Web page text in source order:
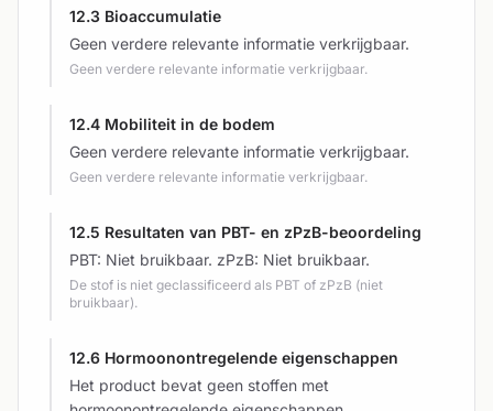
12.3 Bioaccumulatie
Geen verdere relevante informatie verkrijgbaar.
Geen verdere relevante informatie verkrijgbaar.
12.4 Mobiliteit in de bodem
Geen verdere relevante informatie verkrijgbaar.
Geen verdere relevante informatie verkrijgbaar.
12.5 Resultaten van PBT- en zPzB-beoordeling
PBT: Niet bruikbaar. zPzB: Niet bruikbaar.
De stof is niet geclassificeerd als PBT of zPzB (niet
bruikbaar).
12.6 Hormoonontregelende eigenschappen
Het product bevat geen stoffen met